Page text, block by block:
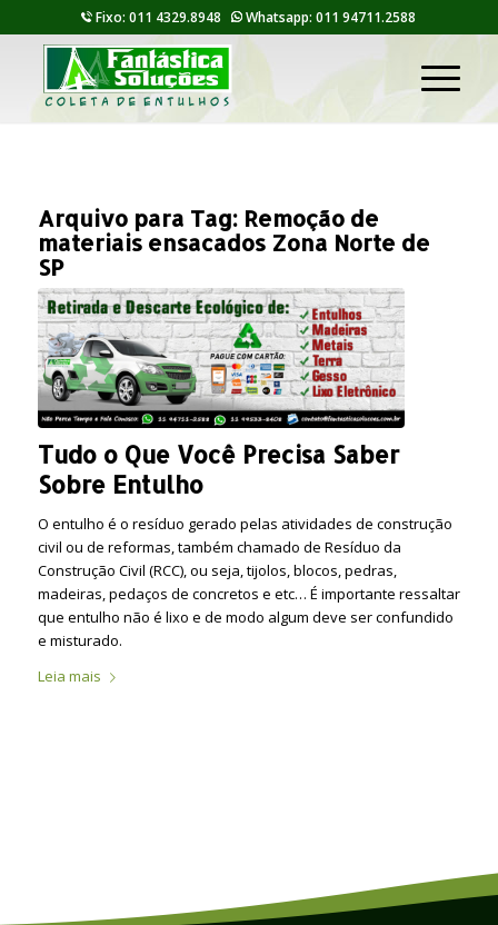
Fixo: 011 4329.8948 Whatsapp: 011 94711.2588
Arquivo para Tag: Remoção de
materiais ensacados Zona Norte de
SP
Tudo o Que Você Precisa Saber
Sobre Entulho
O entulho é o resíduo gerado pelas atividades de construção
civil ou de reformas, também chamado de Resíduo da
Construção Civil (RCC), ou seja, tijolos, blocos, pedras,
madeiras, pedaços de concretos e etc… É importante ressaltar
que entulho não é lixo e de modo algum deve ser confundido
e misturado.
Leia mais